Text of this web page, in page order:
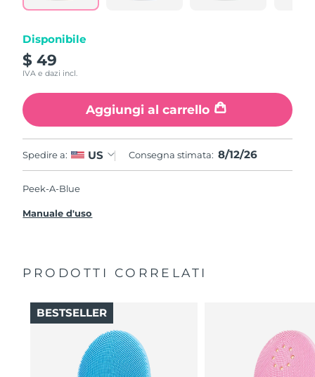
Disponibile
$ 49
IVA e dazi incl.
Aggiungi al carrello
Spedire a: US Consegna stimata: 8/12/26
Peek-A-Blue
Manuale d'uso
PRODOTTI CORRELATI
BESTSELLER